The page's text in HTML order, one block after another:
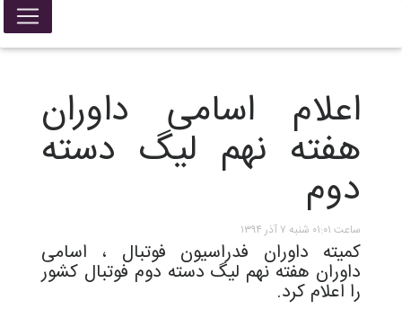
اعلام اسامی داوران
هفته نهم لیگ دسته
دوم
ساعت ۰۱:۰۱ شنبه ۷ آذر ۱۳۹۴
کمیته داوران فدراسیون فوتبال ، اسامی
داوران هفته نهم لیگ دسته دوم فوتبال کشور
را اعلام کرد.